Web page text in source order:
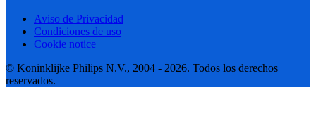
Aviso de Privacidad
Condiciones de uso
Cookie notice
© Koninklijke Philips N.V., 2004 - 2026. Todos los derechos
reservados.